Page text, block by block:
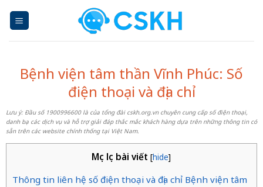
Bệnh viện tâm thần Vĩnh Phúc: Số
điện thoại và địa chỉ
Lưu ý: Đầu số 1900996600 là của tổng đài cskh.org.vn chuyên cung cấp số điện thoại,
danh bạ các dịch vụ và hỗ trợ giải đáp thắc mắc khách hàng dựa trên những thông tin có
sẵn trên các website chính thống tại Việt Nam.
Mục lục bài viết [hide]
Thông tin liên hệ số điện thoại và địa chỉ Bệnh viện tâm